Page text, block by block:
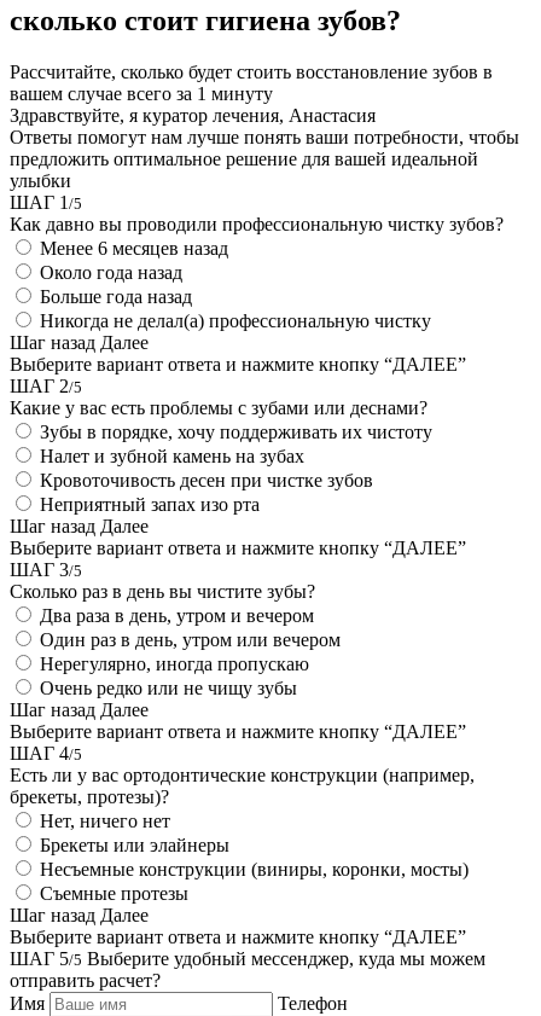
сколько стоит гигиена зубов?
Рассчитайте, сколько будет стоить восстановление зубов в
вашем случае всего за 1 минуту
Здравствуйте, я куратор лечения, Анастасия
Ответы помогут нам лучше понять ваши потребности, чтобы
предложить оптимальное решение для вашей идеальной
улыбки
ШАГ 1 /5
Как давно вы проводили профессиональную чистку зубов?
Менее 6 месяцев назад
Около года назад
Больше года назад
Никогда не делал(а) профессиональную чистку
Шаг назад Далее
Выберите вариант ответа и нажмите кнопку “ДАЛЕЕ”
ШАГ 2/5
Какие у вас есть проблемы с зубами или деснами?
Зубы в порядке, хочу поддерживать их чистоту
Налет и зубной камень на зубах
Кровоточивость десен при чистке зубов
Неприятный запах изо рта
Шаг назад Далее
Выберите вариант ответа и нажмите кнопку “ДАЛЕЕ”
ШАГ 3/5
Сколько раз в день вы чистите зубы?
Два раза в день, утром и вечером
Один раз в день, утром или вечером
Нерегулярно, иногда пропускаю
Очень редко или не чищу зубы
Шаг назад Далее
Выберите вариант ответа и нажмите кнопку “ДАЛЕЕ”
ШАГ 4/5
Есть ли у вас ортодонтические конструкции (например,
брекеты, протезы)?
Нет, ничего нет
Брекеты или элайнеры
Несъемные конструкции (виниры, коронки, мосты)
Съемные протезы
Шаг назад Далее
Выберите вариант ответа и нажмите кнопку “ДАЛЕЕ”
ШАГ 5/5 Выберите удобный мессенджер, куда мы можем
отправить расчет?
Имя
Телефон